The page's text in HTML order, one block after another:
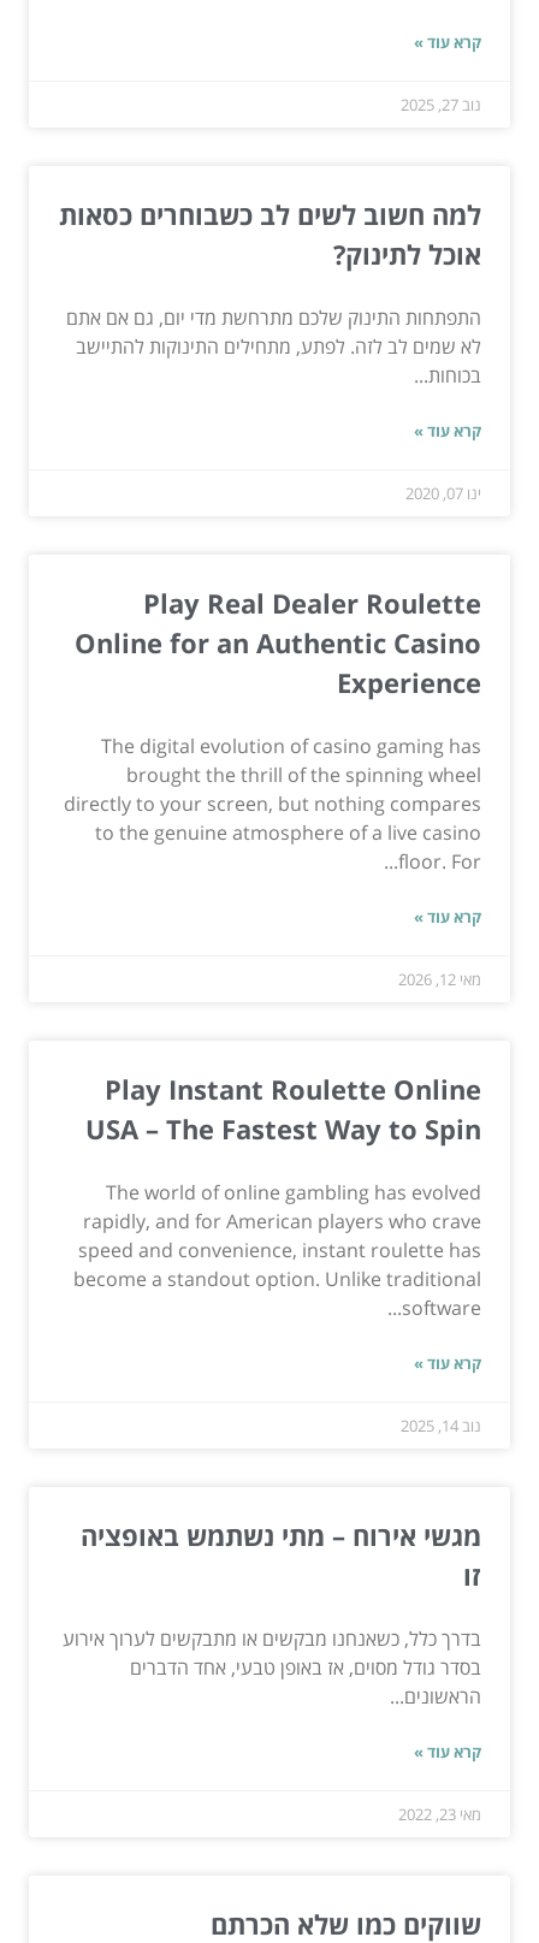
קרא עוד »
נוב 27, 2025
למה חשוב לשים לב כשבוחרים כסאות
אוכל לתינוק?
התפתחות התינוק שלכם מתרחשת מדי יום, גם אם אתם
לא שמים לב לזה. לפתע, מתחילים התינוקות להתיישב
בכוחות...
קרא עוד »
ינו 07, 2020
Play Real Dealer Roulette
Online for an Authentic Casino
Experience
The digital evolution of casino gaming has
brought the thrill of the spinning wheel
directly to your screen, but nothing compares
to the genuine atmosphere of a live casino
floor. For...
קרא עוד »
מאי 12, 2026
Play Instant Roulette Online
USA – The Fastest Way to Spin
The world of online gambling has evolved
rapidly, and for American players who crave
speed and convenience, instant roulette has
become a standout option. Unlike traditional
software...
קרא עוד »
נוב 14, 2025
מגשי אירוח – מתי נשתמש באופציה
זו
בדרך כלל, כשאנחנו מבקשים או מתבקשים לערוך אירוע
בסדר גודל מסוים, אז באופן טבעי, אחד הדברים
הראשונים...
קרא עוד »
מאי 23, 2022
שווקים כמו שלא הכרתם